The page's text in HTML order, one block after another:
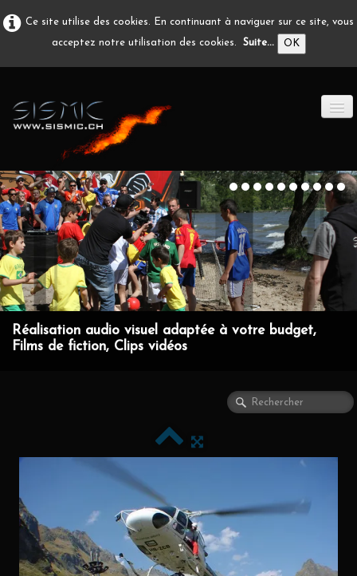
Ce site utilise des cookies. En continuant à naviguer sur ce site, vous
acceptez notre utilisation des cookies. Suite... OK
ACCUEIL
PRODUCTION A/V
DÉVELOPPEMENT
EN IMAGE
CONTACT
Réalisation audio visuel adaptée à votre budget,
Films de fiction, Clips vidéos